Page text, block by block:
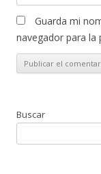
Guarda mi
navegador para la
Buscar